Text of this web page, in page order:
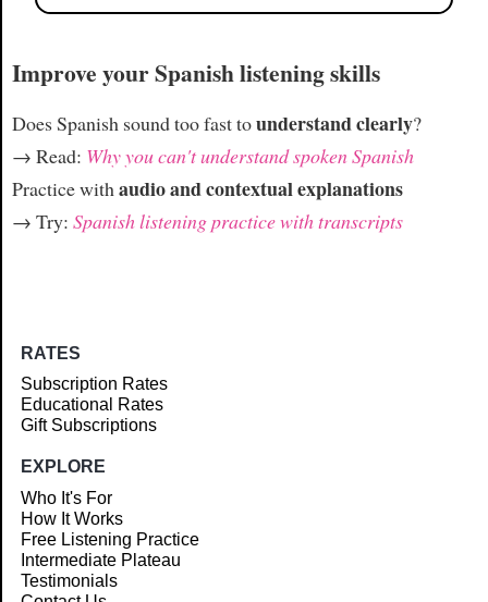
Improve your Spanish listening skills
Does Spanish sound too fast tounderstand clearly?
→ Read: Why you can't understand spoken Spanish
Practice withaudio and contextual explanations
→ Try: Spanish listening practice with transcripts
RATES
Subscription Rates
Educational Rates
Gift Subscriptions
EXPLORE
Who It's For
How It Works
Free Listening Practice
Intermediate Plateau
Testimonials